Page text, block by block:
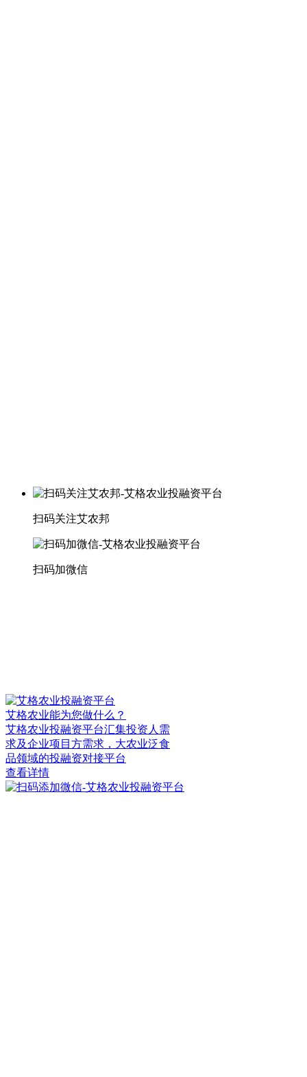
扫码关注艾农邦
扫码加微信
艾格农业能为您做什么？
艾格农业投融资平台汇集投资人需
求及企业项目方需求，大农业泛食
品领域的投融资对接平台
查看详情